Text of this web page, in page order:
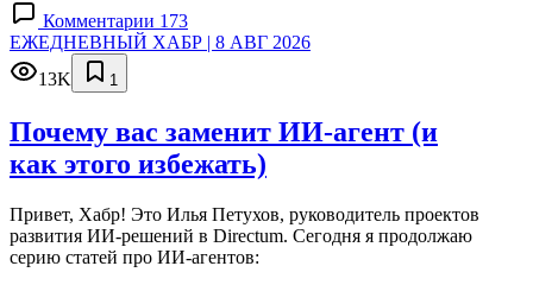
Комментарии 173
ЕЖЕДНЕВНЫЙ ХАБР | 8 АВГ 2026
13K
1
Почему вас заменит ИИ‑агент (и
как этого избежать)
Привет, Хабр! Это Илья Петухов, руководитель проектов
развития ИИ-решений в Directum. Сегодня я продолжаю
серию статей про ИИ-агентов: